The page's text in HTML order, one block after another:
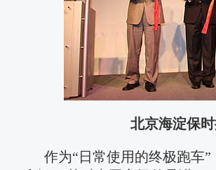
北京海淀保
作为“日常使用的终极跑车